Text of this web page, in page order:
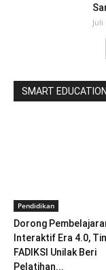
Juli
SMART EDUCATION
Pendidikan
Dorong
Interaktif Era 4.0,
FADIKSI Unilak Beri
Pelatihan...